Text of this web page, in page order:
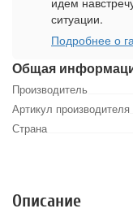
Общая
Производитель
Артикул производителя
Страна
ситуации.
Подробнее о
Описание